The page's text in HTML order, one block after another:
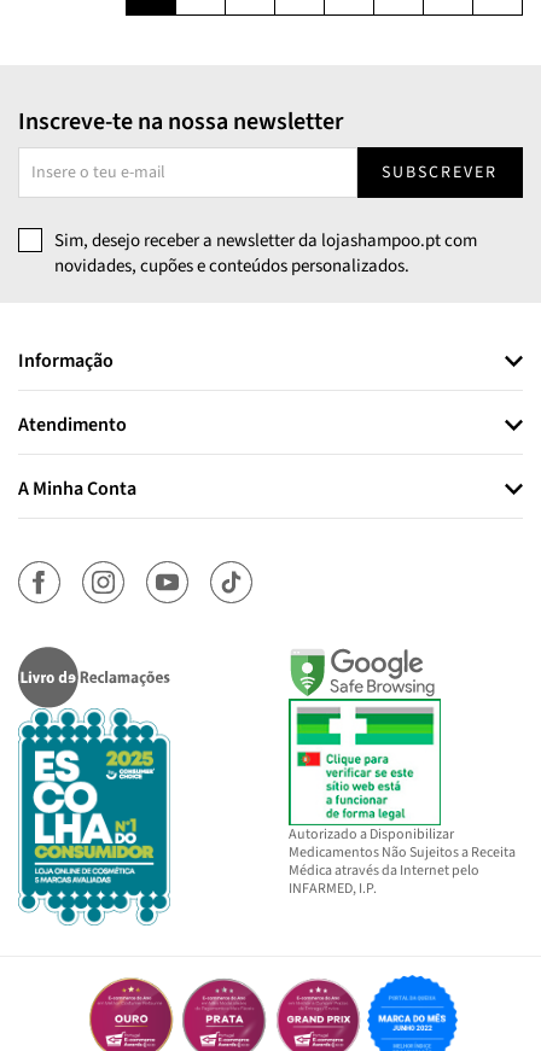
Inscreve-te na nossa newsletter
SUBSCREVER
Sim, desejo receber a newsletter da lojashampoo.pt com
novidades, cupões e conteúdos personalizados.
Informação
Atendimento
A Minha Conta
Autorizado a Disponibilizar
Medicamentos Não Sujeitos a Receita
Médica através da Internet pelo
INFARMED, I.P.